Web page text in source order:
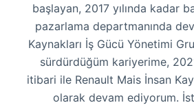
başlayan, 2017 yılında kadar
pazarlama departmanında
Kaynakları İş Gücü Yönetimi
sürdürdüğüm kariyerime, 2021
itibari ile Renault Mais İnsan
olarak devam ediyorum.